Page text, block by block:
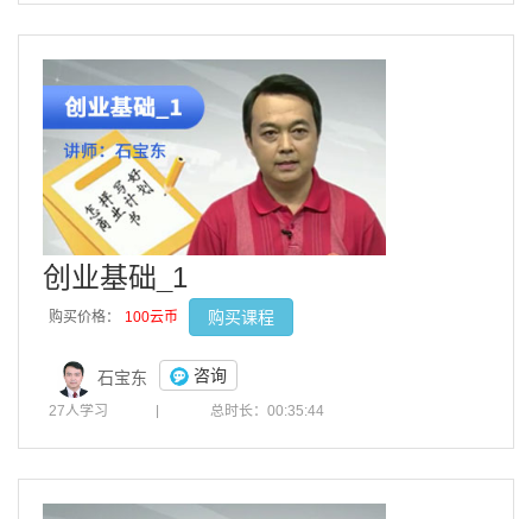
创业基础_1
购买价格： 100云币 购买课程
石宝东 咨询
27人学习 总时长：00:35:44